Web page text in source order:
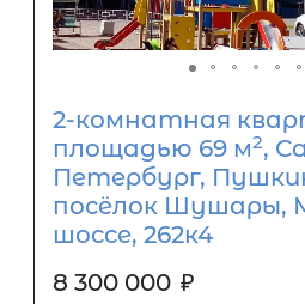
2-комнатная
площадью 69 м2,
Петербург,
посёлок Шушары,
шоссе, 262к4
8 300 000 ₽